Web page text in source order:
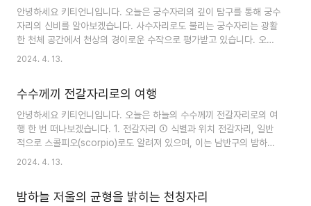
(델타 엔게디)와 같은 주목할 만한 별들이 빛납니다. ③ 천체의 보물들
: 염소자리는 별뿐만 아니라 Messier 30(M30) 같은 환상적인 구로볼
클러스터와 Capricornus Molecular Cloud Complex와 같은 ..
안녕하세요 키티언니입니다. 오늘은 궁수자리의 깊이 탐구를 통해 궁수
자리의 신비를 알아보겠습니다. 사수자리로도 불리는 궁수자리는 광활
한 천체 공간에서 천상의 경이로운 수작으로 평가받고 있습니다. 오늘
포스팅에서는 다른 별자리들과 마찬가지로 그리스 신화 속 이야기에 초
로 남반구의 밤하늘을 장식합니다. 전갈자리와 염소자리 사이에 위치한
궁수자리는 은하계의 중심 지역에서 주목받는 별자리입니다. 그 독특한
활과 화살 모양은 경험이 풍부한 관측자들에게 쉽게 알아볼 수 있게 합
니다. ① 은하 중심 관점 궁수자리의 가장 매력적인 측면 중 하나는 은
하계의 중심에 인접해 있다는 것입니..
2024. 4. 13.
수수께끼 전갈자리로의 여행
안녕하세요 키티언니입니다. 오늘은 하늘의 수수께끼 전갈자리로의 여
행 한 번 떠나보겠습니다. 1. 전갈자리 ① 식별과 위치 전갈자리, 일반
적으로 스콜피오(scorpio)로도 알려져 있으며, 이는 남반구의 밤하늘
을 지배하는 독특한 별자리로 나타납니다. 천상의 전갈을 닮은 독특한
상의 왕관 속의 진홍색 보석 전갈자리의 중심에는 "전갈의 심장"이라
2024. 4. 13.
밤하늘 저울의 균형을 밝히는 천칭자리